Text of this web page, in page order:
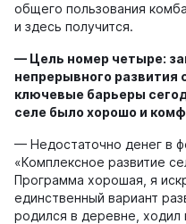
общего пользования
и здесь получится.
— Цель номер четыре: за
непрерывного развития
ключевые барьеры
селе было хорошо и
— Недостаточно денег в
«Комплексное развитие
Программа хорошая, я
единственный вариант
родился в деревне,